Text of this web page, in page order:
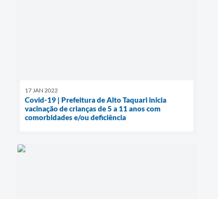
17 JAN 2022
Covid-19 | Prefeitura de Alto Taquari inicia
vacinação de crianças de 5 a 11 anos com
comorbidades e/ou deficiência